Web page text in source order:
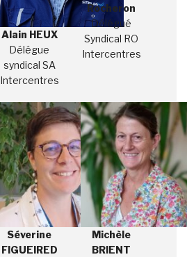
Alain HEUX
Délégue
syndical SA
Intercentres
Rocheron
Délégué
Syndical RO
Intercentres
Séverine
FIGUEIRED
Michèle
BRIENT